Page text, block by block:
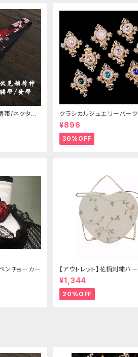
帯/ネクタイ/
クラシカルジュエリーパーツ
¥896
30%OFF
ンチョーカー
【アウトレット】花柄刺繍ハ
グ
¥1,344
20%OFF